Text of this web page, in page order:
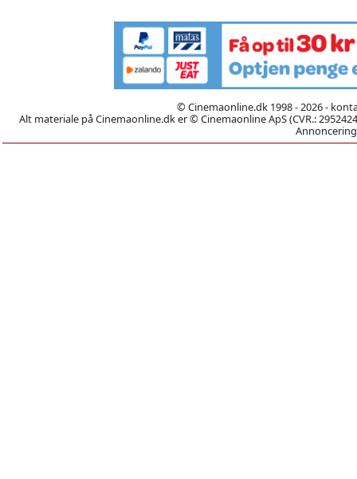
© Cinemaonline.dk 1998 - 2026 -
Alt materiale på Cinemaonline.dk er © Cinemaonline ApS (CVR.: